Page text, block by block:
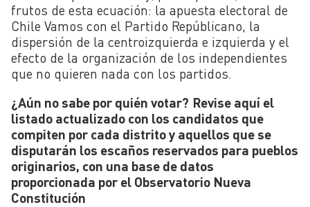
frutos de esta ecuación: la apuesta electoral de
Chile Vamos con el Partido Repúblicano, la
dispersión de la centroizquierda e izquierda y el
efecto de la organización de los independientes
que no quieren nada con los partidos.
¿Aún no sabe por quién votar? Revise aquí el
listado actualizado con los candidatos que
compiten por cada distrito y aquellos que se
disputarán los escaños reservados para pueblos
originarios, con una base de datos
proporcionada por el Observatorio Nueva
Constitución